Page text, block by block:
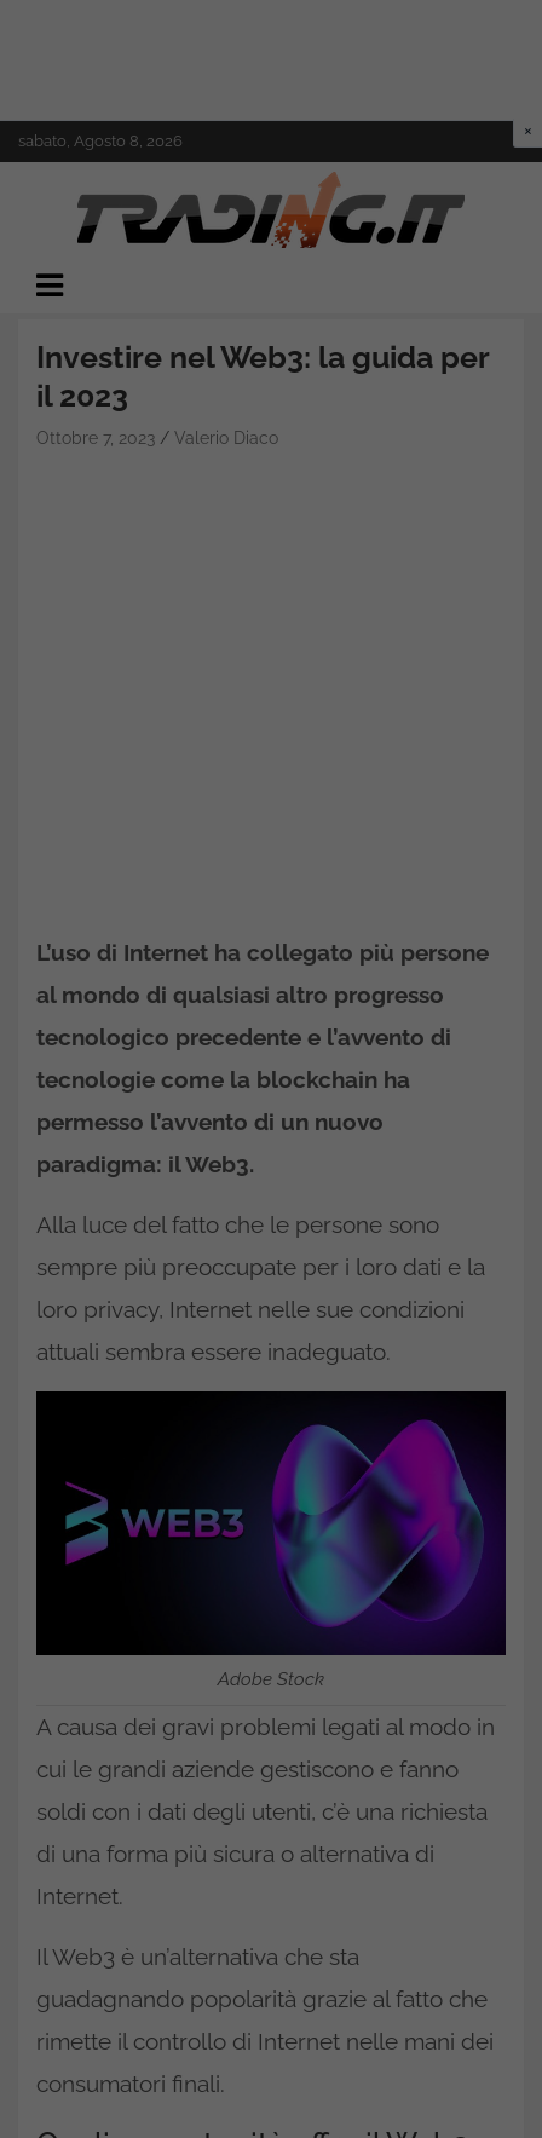
to
sabato, Agosto 8, 2026
Trading.it
Investire nel Web3: la guida per
il 2023
Ottobre 7, 2023 Valerio Diaco
L’uso di Internet ha collegato più persone
al mondo di qualsiasi altro progresso
tecnologico precedente e l’avvento di
tecnologie come la blockchain ha
permesso l’avvento di un nuovo
paradigma: il Web3.
Alla luce del fatto che le persone sono
sempre più preoccupate per i loro dati e la
loro privacy, Internet nelle sue condizioni
attuali sembra essere inadeguato.
Adobe Stock
A causa dei gravi problemi legati al modo in
cui le grandi aziende gestiscono e fanno
soldi con i dati degli utenti, c’è una richiesta
di una forma più sicura o alternativa di
Internet.
Il Web3 è un’alternativa che sta
guadagnando popolarità grazie al fatto che
rimette il controllo di Internet nelle mani dei
consumatori finali.